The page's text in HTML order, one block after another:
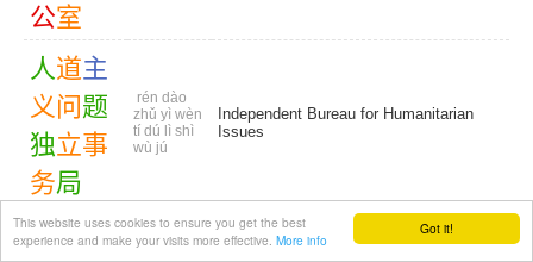
Got it!
This website uses cookies to ensure you get the best
experience and make your visits more effective. More info
公室
人道主
义 问题
独立事
务局
rén dào
zhǔ yì wèn
tí dú lì shì
wù jú
Independent Bureau for Humanitarian
Issues
人道主